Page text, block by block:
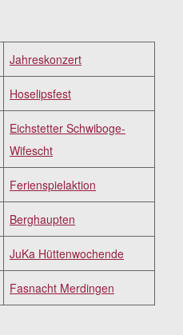
Jahreskonzert
Hoselipsfest
Eichstetter Schwiboge-
Wifescht
Ferienspielaktion
Berghaupten
JuKa Hüttenwochende
Fasnacht Merdingen